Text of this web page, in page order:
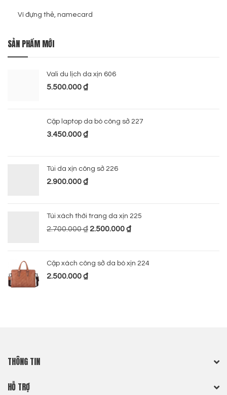
Ví đựng thẻ, namecard
SẢN PHẨM MỚI
Vali du lịch da xịn 606
5.500.000₫
Cặp laptop da bò công sở 227
3.450.000₫
Túi da xịn công sở 226
2.900.000₫
Túi xách thời trang da xịn 225
2.700.000₫ 2.500.000₫
Cặp xách công sở da bò xịn 224
2.500.000₫
THÔNG TIN
HỖ TRỢ